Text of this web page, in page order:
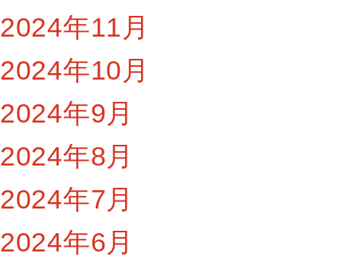
2024年11月
2024年10月
2024年9月
2024年8月
2024年7月
2024年6月